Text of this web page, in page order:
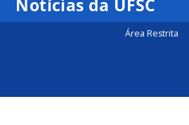
Notícias da UFSC
Área Restrita